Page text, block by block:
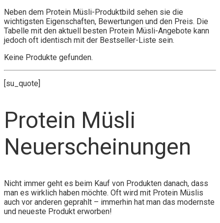
Neben dem Protein Müsli-Produktbild sehen sie die
wichtigsten Eigenschaften, Bewertungen und den Preis. Die
Tabelle mit den aktuell besten Protein Müsli-Angebote kann
jedoch oft identisch mit der Bestseller-Liste sein.
Keine Produkte gefunden.
[su_quote]
Protein Müsli
Neuerscheinungen
Nicht immer geht es beim Kauf von Produkten danach, dass
man es wirklich haben möchte. Oft wird mit Protein Müslis
auch vor anderen geprahlt – immerhin hat man das modernste
und neueste Produkt erworben!